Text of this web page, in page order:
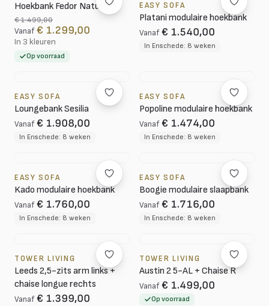
Hoekbank Fedor Naturel
€ 1.499,00
Vanaf € 1.299,00
In 3 kleuren
Op voorraad
EASY SOFA
Platani modulaire hoekbank
Vanaf € 1.540,00
In Enschede: 8 weken
EASY SOFA
Loungebank Sesilia
Vanaf € 1.908,00
In Enschede: 8 weken
EASY SOFA
Popoline modulaire hoekbank
Vanaf € 1.474,00
In Enschede: 8 weken
EASY SOFA
Kado modulaire hoekbank
Vanaf € 1.760,00
In Enschede: 8 weken
EASY SOFA
Boogie modulaire slaapbank
Vanaf € 1.716,00
In Enschede: 8 weken
TOWER LIVING
Leeds 2,5-zits arm links +
chaise longue rechts
Vanaf € 1.399,00
TOWER LIVING
Austin 2 5-AL + Chaise R
Vanaf € 1.499,00
Op voorraad